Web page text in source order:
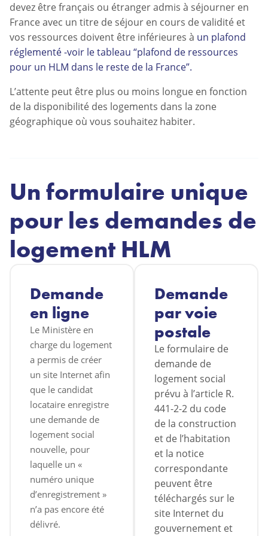
devez être français ou étranger admis à séjourner en
France avec un titre de séjour en cours de validité et
vos ressources doivent être inférieures à un plafond
réglementé -voir le tableau “plafond de ressources
pour un HLM dans le reste de la France”.
L’attente peut être plus ou moins longue en fonction
de la disponibilité des logements dans la zone
géographique où vous souhaitez habiter.
Un formulaire unique
pour les demandes de
logement HLM
Demande
en ligne
Le Ministère en
charge du logement
a permis de créer
un site Internet afin
que le candidat
locataire enregistre
une demande de
logement social
nouvelle, pour
laquelle un «
numéro unique
d’enregistrement »
n’a pas encore été
délivré.
Demande
par voie
postale
Le formulaire de
demande de
logement social
prévu à l’article R.
441-2-2 du code
de la construction
et de l’habitation
et la notice
correspondante
peuvent être
téléchargés sur le
site Internet du
gouvernement et